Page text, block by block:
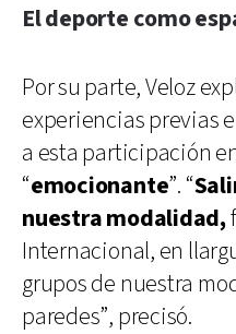
El deporte como
Por su parte, Veloz
experiencias previas
a esta participación
“emocionante”. “
nuestra modalidad,
Internacional, en
grupos de nuestra
paredes”, precisó.